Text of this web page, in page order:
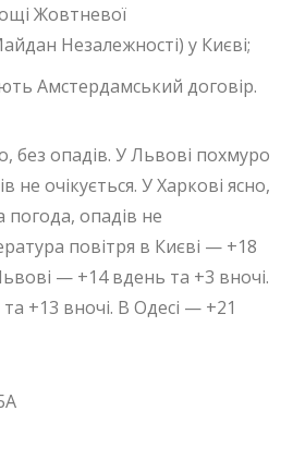
Жовтневої
Незалежності) у Києві;
Амстердамський договір.
без опадів. У Львові похмуро
не очікується. У Харкові ясно,
погода, опадів не
повітря в Києві — +18
— +14 вдень та +3 вночі.
+13 вночі. В Одесі — +21